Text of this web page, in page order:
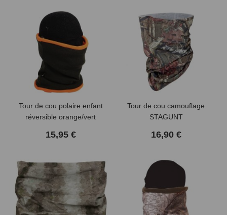
Tour de cou polaire enfant
réversible orange/vert
15,95 €
Tour de cou camouflage
STAGUNT
16,90 €